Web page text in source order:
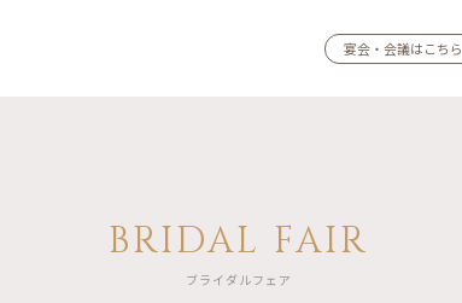
宴会・会議はこちら
BRIDAL FAIR
ブライダルフェア